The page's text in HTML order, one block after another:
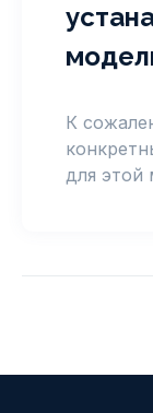
К
для этой